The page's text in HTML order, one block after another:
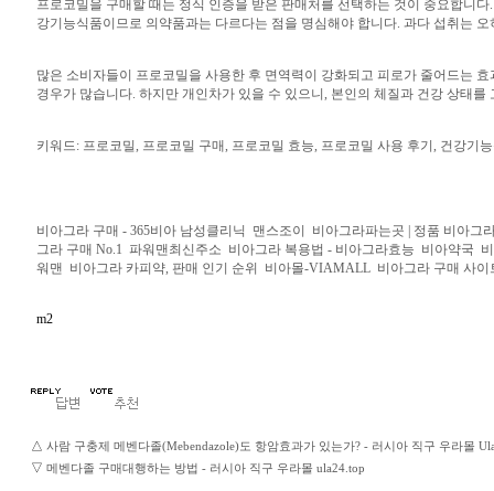
프로코밀을 구매할 때는 정식 인증을 받은 판매처를 선택하는 것이 중요합니
강기능식품이므로 의약품과는 다르다는 점을 명심해야 합니다. 과다 섭취는
많은 소비자들이 프로코밀을 사용한 후 면역력이 강화되고 피로가 줄어드는
경우가 많습니다. 하지만 개인차가 있을 수 있으니, 본인의 체질과 건강 상태를
키워드: 프로코밀, 프로코밀 구매, 프로코밀 효능, 프로코밀 사용 후기, 건강기
비아그라 구매 - 365비아 남성클리닉 맨스조이
비아그라파는곳 | 정품 비아그
그라 구매 No.1 파워맨최신주소 비아그라 복용법 - 비아그라효능 비아약국
워맨 비아그라 카피약, 판매 인기 순위 비아몰-VIAMALL 비아그라 구매 사이
m2
△ 사람 구충제 메벤다졸(Mebendazole)도 항암효과가 있는가? - 러시아 직구 우라몰
▽ 메벤다졸 구매대행하는 방법 - 러시아 직구 우라몰 ula24.top